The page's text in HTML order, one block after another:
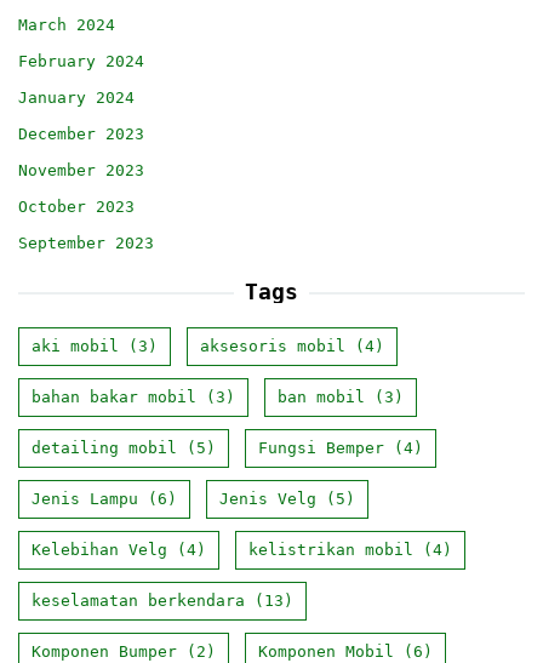
March 2024
February 2024
January 2024
December 2023
November 2023
October 2023
September 2023
Tags
aki mobil (3) aksesoris mobil (4)
bahan bakar mobil (3) ban mobil (3)
detailing mobil (5) Fungsi Bemper (4)
Jenis Lampu (6) Jenis Velg (5)
Kelebihan Velg (4) kelistrikan mobil (4)
keselamatan berkendara (13)
Komponen Bumper (2) Komponen Mobil (6)